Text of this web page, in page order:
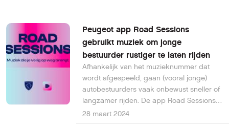
Peugeot app Road Sessions
gebruikt muziek om jonge
bestuurder rustiger te laten rijden
Afhankelijk van het muzieknummer dat
wordt afgespeeld, gaan (vooral jonge)
autobestuurders vaak onbewust sneller of
langzamer rijden. De app Road Sessions
van Peugeot mixt realtime muziek en
stimuleert daarmee verantwoord rijgedrag.
28 maart 2024